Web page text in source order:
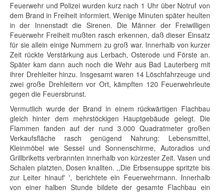
Feuerwehr und Polizei wurden kurz nach 1 Uhr über Notruf von
dem Brand in Freiheit informiert. Wenige Minuten später heulten
in der Innenstadt die Sirenen. Die Männer der Freiwilligen
Feuerwehr Freiheit mußten rasch erkennen, daß dieser Einsatz
für sie allein einige Nummern zu groß war. Innerhalb von kurzer
Zeit rückte Verstärkung aus Lerbach, Osterode und Förste an.
Später kam dann auch noch die Wehr aus Bad Lauterberg mit
ihrer Drehleiter hinzu. Insgesamt waren 14 Löschfahrzeuge und
zwei große Drehleitern vor Ort, kämpften 120 Feuerwehrleute
gegen die Feuersbrunst.
Vermutlich wurde der Brand in einem rückwärtigen Flachbau
gleich hinter dem mehrstöckigen Hauptgebäude gelegt. Die
Flammen fanden auf der rund 3.000 Quadratmeter großen
Verkaufsfläche rasch genügend Nahrung: Lebensmittel,
Kleinmöbel wie Sessel und Sonnenschirme, Autoradios und
Grillbriketts verbrannten innerhalb von kürzester Zeit. Vasen und
Schalen platzten, Dosen knallten. ,,Die Erbsensuppe spritzte bis
zur Leiter hinauf' ', berichtete ein Feuerwehrmann. Innerhalb
von einer halben Stunde bildete der gesamte Flachbau ein